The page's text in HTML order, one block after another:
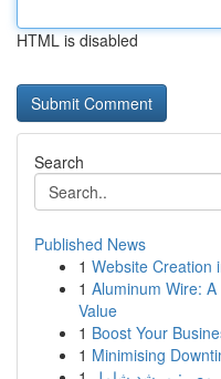
HTML is disabled
Search
Published News
1 Website Creation
1 Aluminum Wire:
Value
1 Boost Your
1 Minimising